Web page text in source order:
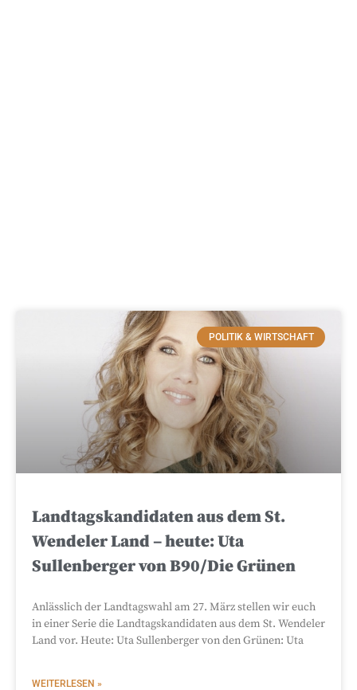
POLITIK & WIRTSCHAFT
Landtagskandidaten aus dem St.
Wendeler Land – heute: Uta
Sullenberger von B90/Die Grünen
Anlässlich der Landtagswahl am 27. März stellen wir euch
in einer Serie die Landtagskandidaten aus dem St. Wendeler
Land vor. Heute: Uta Sullenberger von den Grünen: Uta
WEITERLESEN »